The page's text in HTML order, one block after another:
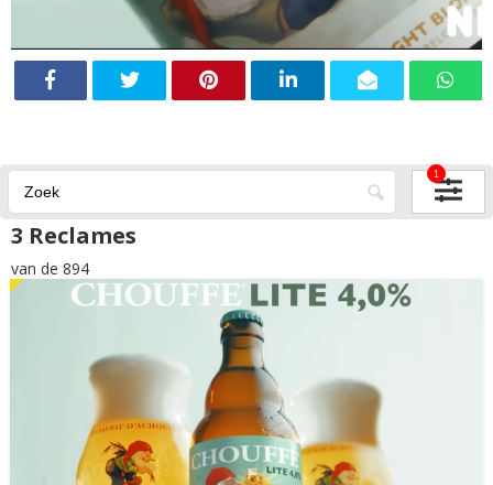
1
3 Reclames
van de 894